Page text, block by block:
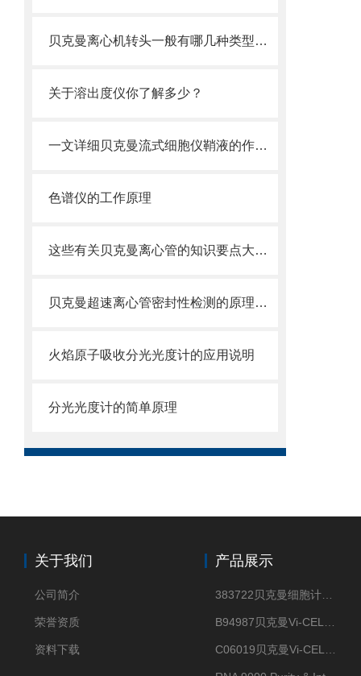
贝克曼离心机转头一般有哪几种类型呢？
关于溶出度仪你了解多少？
一文详细贝克曼流式细胞仪鞘液的作用原理
色谱仪的工作原理
这些有关贝克曼离心管的知识要点大家都有了解过吗？
贝克曼超速离心管密封性检测的原理及方法是什么
火焰原子吸收分光光度计的应用说明
分光光度计的简单原理
关于我们
公司简介
荣誉资质
资料下载
产品展示